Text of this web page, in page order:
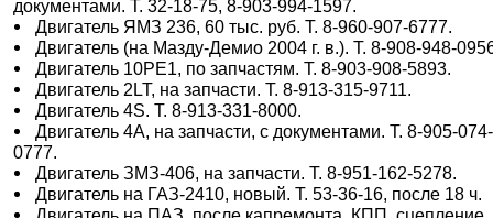
документами. Т. 32-18-75, 8-903-994-1597.
Двигатель ЯМЗ 236, 60 тыс. руб. Т. 8-960-907-6777.
Двигатель (на Мазду-Демио 2004 г. в.). Т. 8-908-948-
Двигатель 10РЕ1, по запчастям. Т. 8-903-908-5893.
Двигатель 2LT, на запчасти. Т. 8-913-315-9711.
Двигатель 4S. Т. 8-913-331-8000.
Двигатель 4А, на запчасти, с документами. Т. 8-905-074-
0777.
Двигатель ЗМЗ-406, на запчасти. Т. 8-951-162-5278.
Двигатель на ГАЗ-2410, новый. Т. 53-36-16, после 18 ч.